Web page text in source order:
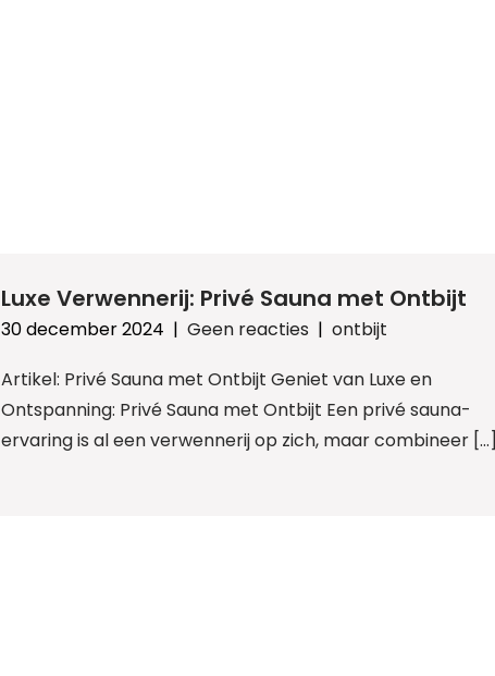
Luxe Verwennerij: Privé Sauna met Ontbijt
30 december 2024 |Geen reacties |ontbijt
Artikel: Privé Sauna met Ontbijt Geniet van Luxe en
Ontspanning: Privé Sauna met Ontbijt Een privé sauna-
ervaring is al een verwennerij op zich, maar combineer […]